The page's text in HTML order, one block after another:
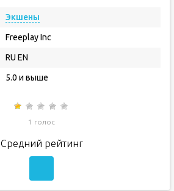
Экшены
Freeplay Inc
RU EN
5.0 и выше
1 голос
Средний рейтинг